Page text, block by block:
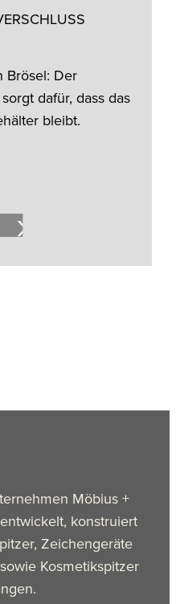
Brösel: Der
dafür, dass das
bleibt.
Möbius +
konstruiert
Zeichengeräte
Kosmetikspitzer